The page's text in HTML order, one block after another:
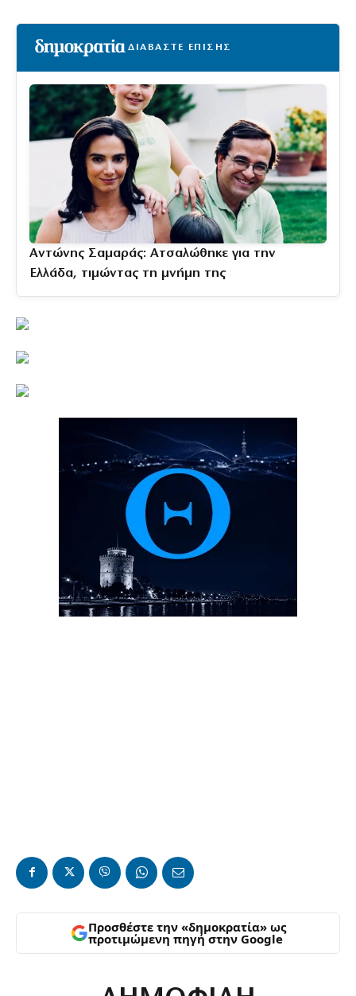
ΔΙΑΒΑΣΤΕ ΕΠΙΣΗΣ
Αντώνης Σαμαράς: Ατσαλώθηκε για την
Ελλάδα, τιμώντας τη μνήμη της
Προσθέστε την «δημοκρατία» ως
προτιμώμενη πηγή στην Google